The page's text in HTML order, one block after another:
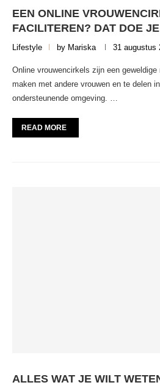
EEN ONLINE
FACILITEREN? DAT DOE
Lifestyle by Mariska 31 augustus
Online vrouwencirkels zijn een
maken met andere vrouwen en te delen
ondersteunende omgeving. …
READ MORE
ALLES WAT JE WILT